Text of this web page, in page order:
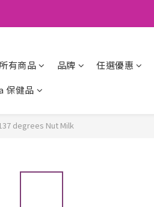
所有商品 品牌 任選優惠
保健品
degrees Nut Milk